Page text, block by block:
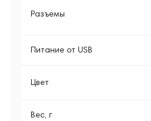
Разъемы
Питание от USB
Цвет
Вес, г